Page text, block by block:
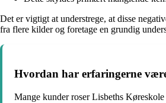
Det er vigtigt at understrege, at disse
fra flere kilder og foretage en grundig
Hvordan har erfaringerne
Mange kunder roser Lisbeths